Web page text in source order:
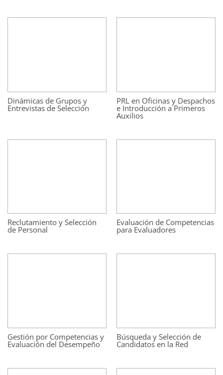
Dinámicas de Grupos y
Entrevistas de Selección
PRL en Oficinas y Despachos
e Introducción a Primeros
Auxilios
Reclutamiento y Selección
de Personal
Evaluación de Competencias
para Evaluadores
Gestión por Competencias y
Evaluación del Desempeño
Búsqueda y Selección de
Candidatos en la Red